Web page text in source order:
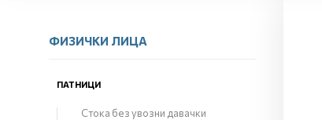
ФИЗИЧКИ ЛИЦА
ПАТНИЦИ
Стока без увозни давачки